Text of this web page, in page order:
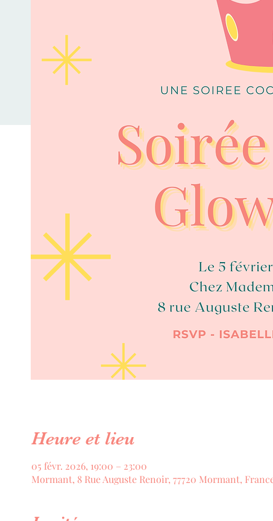
Heure et lieu
05 févr. 2026, 19:00 – 23:00
Mormant, 8 Rue Auguste Renoir, 77720 Mormant,